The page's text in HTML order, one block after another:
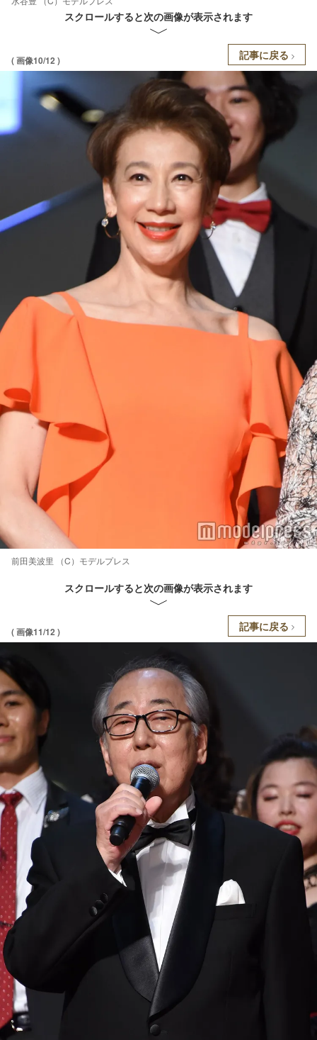
スクロールすると次の画像が表示されます
( 画像10/12 ) 記事に戻る
前田美波里 （C）モデルプレス
スクロールすると次の画像が表示されます
( 画像11/12 ) 記事に戻る